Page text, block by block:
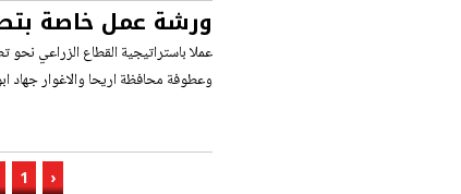
ورشة عمل خاصة
عملا باستراتيجية القطاع الزراعي نحو
وعطوفة محافظة اريحا والاغوار جهاد
‹
1